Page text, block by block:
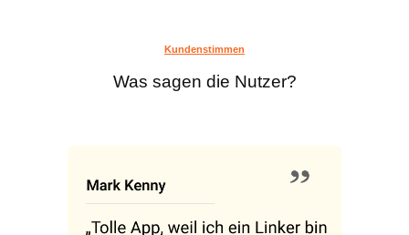
Kundenstimmen
Was sagen die Nutzer?